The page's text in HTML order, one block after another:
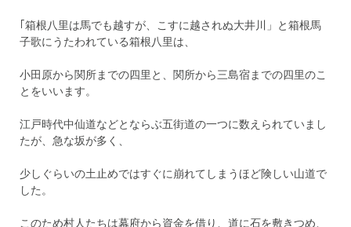
｢箱根八里は馬でも越すが、こすに越されぬ大井川」と箱根馬
子歌にうたわれている箱根八里は、
小田原から関所までの四里と、関所から三島宿までの四里のこ
とをいいます。
江戸時代中仙道などとならぶ五街道の一つに数えられていまし
たが、急な坂が多く、
少しぐらいの土止めではすぐに崩れてしまうほど険しい山道で
した。
このため村人たちは幕府から資金を借り、道に石を敷きつめ、